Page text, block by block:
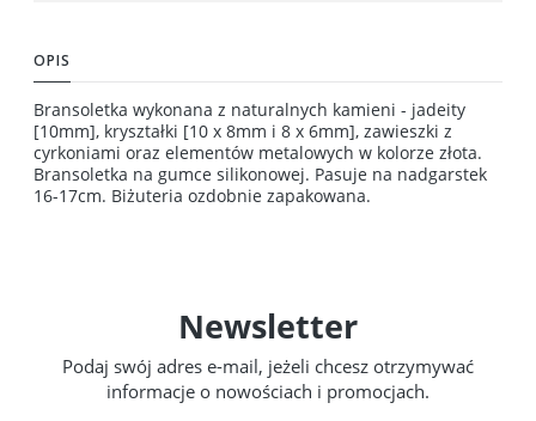
OPIS
Bransoletka wykonana z naturalnych kamieni - jadeity
[10mm], kryształki [10 x 8mm i 8 x 6mm], zawieszki z
cyrkoniami oraz elementów metalowych w kolorze złota.
Bransoletka na gumce silikonowej. Pasuje na nadgarstek
16-17cm. Biżuteria ozdobnie zapakowana.
Newsletter
Podaj swój adres e-mail, jeżeli chcesz otrzymywać
informacje o nowościach i promocjach.